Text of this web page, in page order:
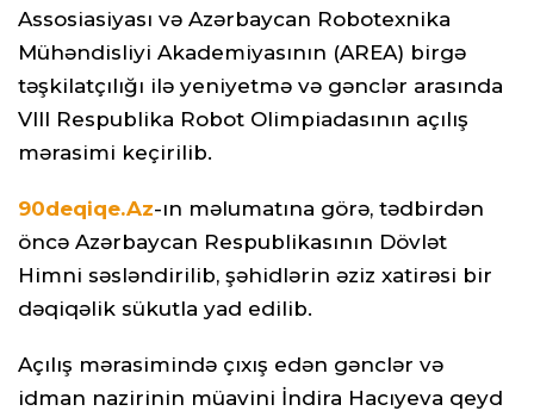
Assosiasiyası və Azərbaycan Robotexnika
Mühəndisliyi Akademiyasının (AREA) birgə
təşkilatçılığı ilə yeniyetmə və gənclər arasında
VIII Respublika Robot Olimpiadasının açılış
mərasimi keçirilib.
90deqiqe.Az-ın məlumatına görə, tədbirdən
öncə Azərbaycan Respublikasının Dövlət
Himni səsləndirilib, şəhidlərin əziz xatirəsi bir
dəqiqəlik sükutla yad edilib.
Açılış mərasimində çıxış edən gənclər və
idman nazirinin müavini İndira Hacıyeva qeyd